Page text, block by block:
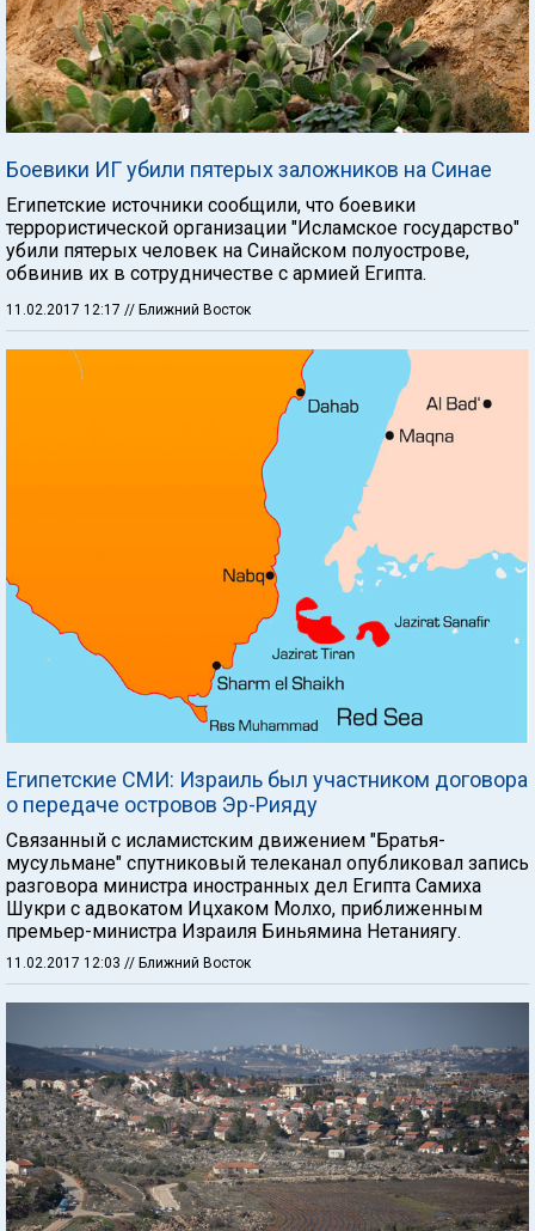
Боевики ИГ убили пятерых заложников на Синае
Египетские источники сообщили, что боевики
террористической организации "Исламское государство"
убили пятерых человек на Синайском полуострове,
обвинив их в сотрудничестве с армией Египта.
11.02.2017 12:17 // Ближний Восток
Египетские СМИ: Израиль был участником договора
о передаче островов Эр-Рияду
Связанный с исламистским движением "Братья-
мусульмане" спутниковый телеканал опубликовал запись
разговора министра иностранных дел Египта Самиха
Шукри с адвокатом Ицхаком Молхо, приближенным
премьер-министра Израиля Биньямина Нетаниягу.
11.02.2017 12:03 // Ближний Восток